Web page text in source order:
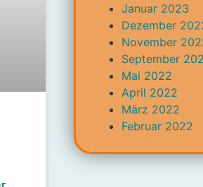
Januar 2023
Dezember
November
September
Mai 2022
April 2022
März 2022
Februar 2022